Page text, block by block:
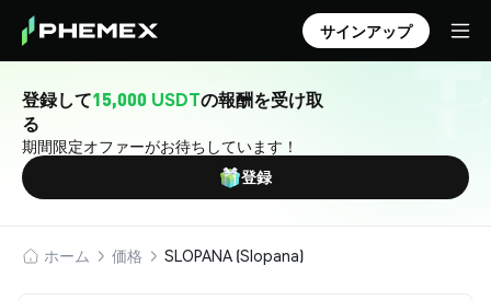
サインアップ
登録して15,000 USDTの報酬を受け取
る
期間限定オファーがお待ちしています！
登録
ホーム 価格 SLOPANA (Slopana)